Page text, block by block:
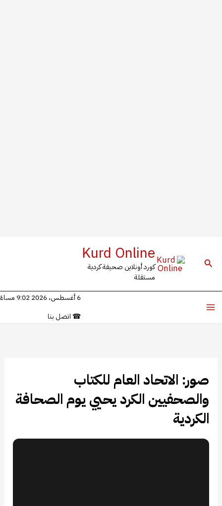
البحث Kurd Online
كورد أونلاين صحيفة كردية
مستقلة
6 أغسطس، 2026 9:02 مساءً
☎ اتصل بنا
صور: الاتحاد العام للكتاب
والصحفيين الكرد يحيي يوم الصحافة
الكردية